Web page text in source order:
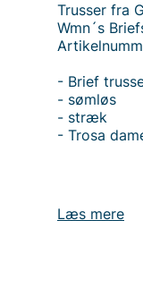
Læs mere
Trusser fra
Wmn´s
- Brief
- sømløs
- stræk
- Trosa
Tak fordi du